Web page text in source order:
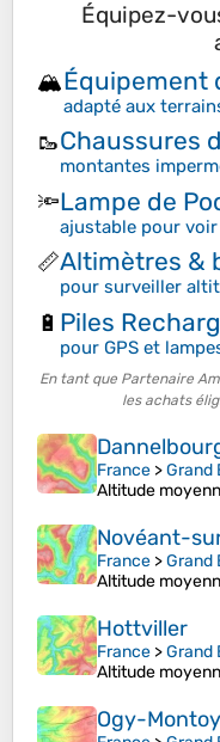
Équipez-
🏔️Équipement
adapté aux
🥾Chaussures
montantes
🔦Lampe de
ajustable pour
📏Altimètres &
pour surveiller
🔋 Piles
pour GPS et
En tant que Partenaire
les achats
France >Grand
Altitude
Novéant-
France >Grand
Altitude
Hottviller
France >Grand
Altitude
Ogy-